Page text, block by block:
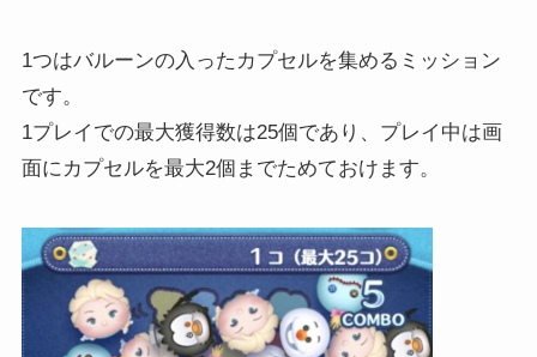
1つはバルーンの入ったカプセルを集めるミッション
です。
1プレイでの最大獲得数は25個であり、プレイ中は画
面にカプセルを最大2個までためておけます。